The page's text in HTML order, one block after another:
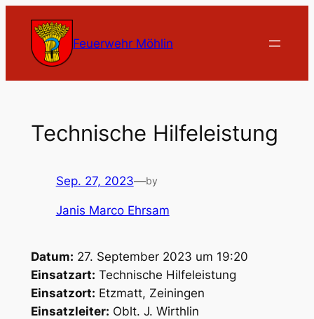
Inhalt
springen
Feuerwehr Möhlin
Technische Hilfeleistung
Sep. 27, 2023—by
Janis Marco Ehrsam
Datum: 27. September 2023 um 19:20
Einsatzart: Technische Hilfeleistung
Einsatzort: Etzmatt, Zeiningen
Einsatzleiter: Oblt. J. Wirthlin